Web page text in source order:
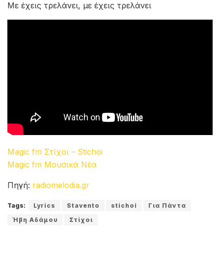
Με έχεις τρελάνει, με έχεις τρελάνει
Magic fm Στίχοι – Stichoi
Magic fm Μουσικά Νέα
Πηγή: radiomelodia.gr
Tags: Lyrics Stavento stichoi
Για Πάντα
Ήβη Αδάμου
Στίχοι